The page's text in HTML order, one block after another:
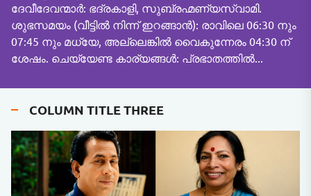
ദേവീദേവന്മാർ: ഭദ്രകാളി, സുബ്രഹ്മണ്യസ്വാമി.
ശുഭസമയം (വീട്ടിൽ നിന്ന് ഇറങ്ങാൻ): രാവിലെ 06:30 നും
07:45 നും മധ്യേ, അല്ലെങ്കിൽ വൈകുന്നേരം 04:30 ന്
ശേഷം. ചെയ്യേണ്ട കാര്യങ്ങൾ: പ്രഭാതത്തിൽ...
COLUMN TITLE THREE